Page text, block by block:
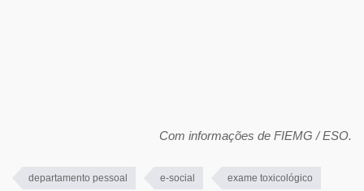
Com informações de FIEMG / ESO.
departamento pessoal e-social exame toxicológico